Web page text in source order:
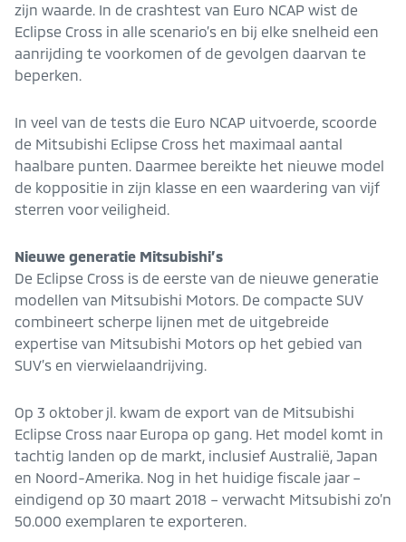
zijn waarde. In de crashtest van Euro NCAP wist de
Eclipse Cross in alle scenario’s en bij elke snelheid een
aanrijding te voorkomen of de gevolgen daarvan te
beperken.
In veel van de tests die Euro NCAP uitvoerde, scoorde
de Mitsubishi Eclipse Cross het maximaal aantal
haalbare punten. Daarmee bereikte het nieuwe model
de koppositie in zijn klasse en een waardering van vijf
sterren voor veiligheid.
Nieuwe generatie Mitsubishi’s
De Eclipse Cross is de eerste van de nieuwe generatie
modellen van Mitsubishi Motors. De compacte SUV
combineert scherpe lijnen met de uitgebreide
expertise van Mitsubishi Motors op het gebied van
SUV’s en vierwielaandrijving.
Op 3 oktober jl. kwam de export van de Mitsubishi
Eclipse Cross naar Europa op gang. Het model komt in
tachtig landen op de markt, inclusief Australië, Japan
en Noord-Amerika. Nog in het huidige fiscale jaar –
eindigend op 30 maart 2018 – verwacht Mitsubishi zo’n
50.000 exemplaren te exporteren.